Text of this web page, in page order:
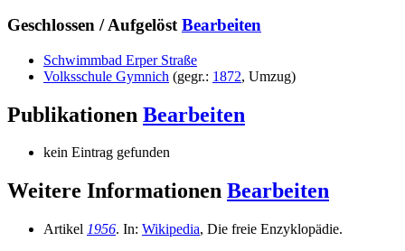
Geschlossen / Aufgelöst Bearbeiten
Schwimmbad Erper Straße
Volksschule Gymnich (gegr.: 1872, Umzug)
Publikationen Bearbeiten
kein Eintrag gefunden
Weitere Informationen Bearbeiten
Artikel 1956. In: Wikipedia, Die freie Enzyklopädie.